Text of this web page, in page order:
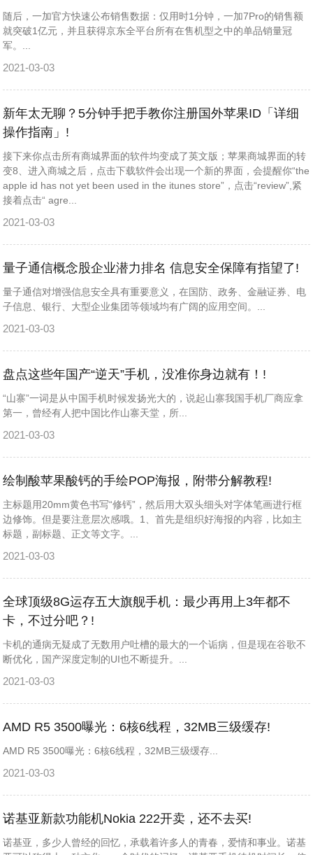
随后，一加官方快速公布销售数据：仅用时1分钟，一加7Pro的销售额
就突破1亿元，并且获得京东全平台所有在售机型之中的单品销量冠
军。...
2021-03-03
新年太无聊？5分钟手把手教你注册国外苹果ID「详细
操作指南」!
接下来你点击所有商城界面的软件均变成了英文版；苹果商城界面的转
变8、进入商城之后，点击下载软件会出现一个新的界面，会提醒你“the
apple id has not yet been used in the itunes store”，点击“review”,紧
接着点击“ agre...
2021-03-03
量子通信概念股企业潜力排名 信息安全保障有指望了!
量子通信对增强信息安全具有重要意义，在国防、政务、金融证券、电
子信息、银行、大型企业集团等领域均有广阔的应用空间。...
2021-03-03
盘点这些年国产“逆天”手机，没准你身边就有！!
“山寨”一词是从中国手机时候发扬光大的，说起山寨我国手机厂商应拿
第一，曾经有人把中国比作山寨天堂，所...
2021-03-03
绘制酸苹果酸钙的手绘POP海报，附带分解教程!
主标题用20mm黄色书写“修钙”，然后用大双头细头对字体笔画进行框
边修饰。但是要注意层次感哦。1、首先是组织好海报的内容，比如主
标题，副标题、正文等文字。...
2021-03-03
全球顶级8G运存五大旗舰手机：最少再用上3年都不
卡，不过分吧？!
卡机的通病无疑成了无数用户吐槽的最大的一个诟病，但是现在谷歌不
断优化，国产深度定制的UI也不断提升。...
2021-03-03
AMD R5 3500曝光：6核6线程，32MB三级缓存!
AMD R5 3500曝光：6核6线程，32MB三级缓存...
2021-03-03
诺基亚新款功能机Nokia 222开卖，还不去买!
诺基亚，多少人曾经的回忆，承载着许多人的青春，爱情和事业。诺基